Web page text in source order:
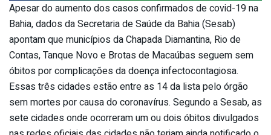
Apesar do aumento dos casos confirmados de covid-19 na
Bahia, dados da Secretaria de Saúde da Bahia (Sesab)
apontam que municípios da Chapada Diamantina, Rio de
Contas, Tanque Novo e Brotas de Macaúbas seguem sem
óbitos por complicações da doença infectocontagiosa.
Essas três cidades estão entre as 14 da lista pelo órgão
sem mortes por causa do coronavírus. Segundo a Sesab, as
sete cidades onde ocorreram um ou dois óbitos divulgados